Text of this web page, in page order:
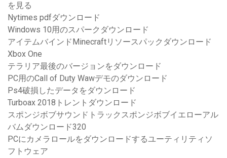
を見る
Nytimes pdfダウンロード
Windows 10用のスパークダウンロード
アイテムバインドMinecraftリソースパックダウンロード
Xbox One
テラリア最後のバージョンをダウンロード
PC用のCall of Duty Wawデモのダウンロード
Ps4破損したデータをダウンロード
Turboax 2018トレントダウンロード
スポンジボブサウンドトラックスポンジボブイエローアル
バムダウンロード320
PCにカメラロールをダウンロードするユーティリティソ
フトウェア